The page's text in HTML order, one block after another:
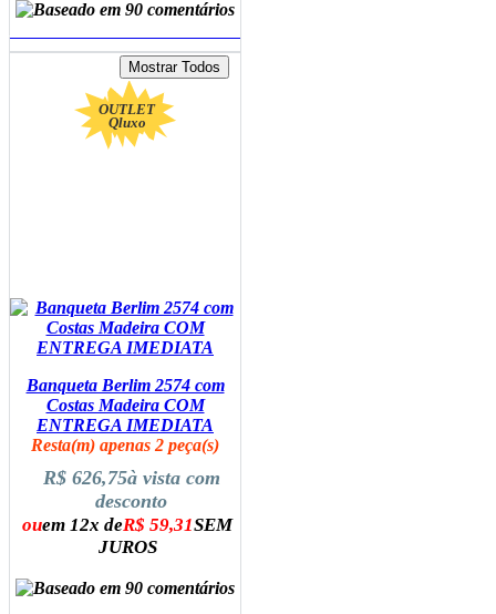
OUTLET
Qluxo
Banqueta Berlim 2574 com
Costas Madeira COM
ENTREGA IMEDIATA
Resta(m) apenas 2 peça(s)
R$ 626,75à vista com
desconto
ouem 12x deR$ 59,31SEM
JUROS